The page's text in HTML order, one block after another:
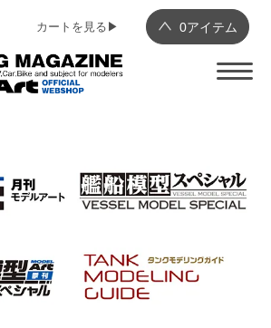
0アイテム
カートを見る▶︎